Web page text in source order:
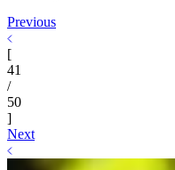
Previous
[
41
/
50
]
Next